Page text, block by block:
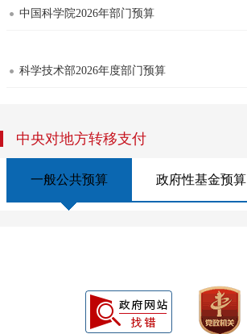
中国科学院2026年部门预算
科学技术部2026年度部门预算
中央对地方转移支付
一般公共预算 政府性基金预算